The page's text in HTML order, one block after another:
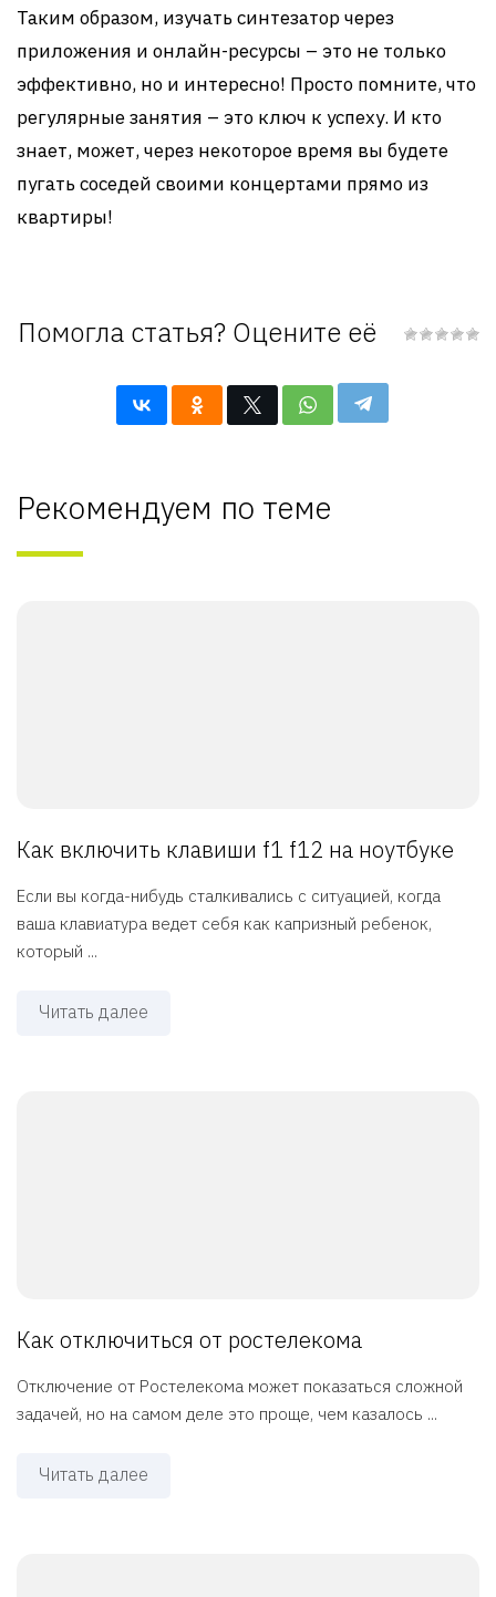
Таким образом, изучать синтезатор через
приложения и онлайн-ресурсы – это не только
эффективно, но и интересно! Просто помните, что
регулярные занятия – это ключ к успеху. И кто
знает, может, через некоторое время вы будете
пугать соседей своими концертами прямо из
квартиры!
Помогла статья? Оцените её
Рекомендуем по теме
Как включить клавиши f1 f12 на ноутбуке
Если вы когда-нибудь сталкивались с ситуацией, когда
ваша клавиатура ведет себя как капризный ребенок,
который ...
Читать далее
Как отключиться от ростелекома
Отключение от Ростелекома может показаться сложной
задачей, но на самом деле это проще, чем казалось ...
Читать далее